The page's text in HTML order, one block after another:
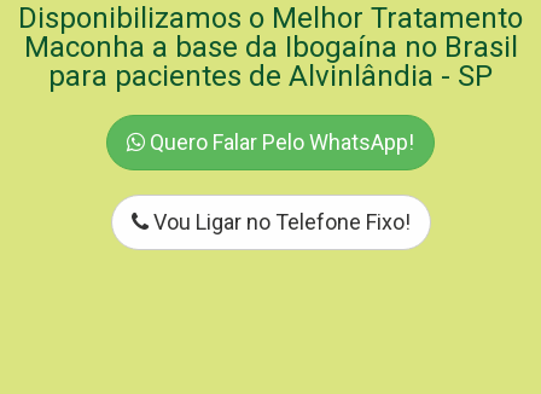
Disponibilizamos o Melhor Tratamento
Maconha a base da Ibogaína no Brasil
para pacientes de Alvinlândia - SP
Quero Falar Pelo WhatsApp!
Vou Ligar no Telefone Fixo!